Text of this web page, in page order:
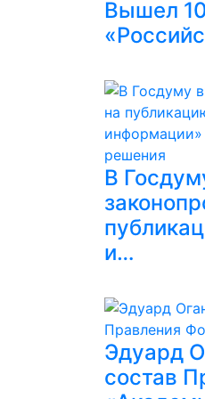
Вышел
В
и…
Эдуард
состав